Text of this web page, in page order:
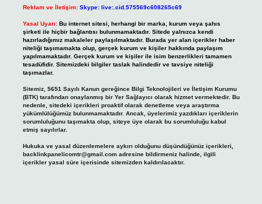
Reklam ve İletişim: Skype: live:.cid.575569c608265c69
Yasal Uyarı: Bu internet sitesi, herhangi bir marka, kurum veya şahıs
şirketi ile hiçbir bağlantısı bulunmamaktadır. Sitede yalnızca kendi
hazırladığımız makaleler paylaşılmaktadır. Burada yer alan içerikler haber
niteliği taşımamakta olup, gerçek kurum ve kişiler hakkında paylaşım
yapılmamaktadır. Gerçek kurum ve kişiler ile isim benzerlikleri tamamen
tesadüfidir. Sitemizdeki bilgiler taslak halindedir ve tavsiye niteliği
taşımazlar.
Sitemiz, 5651 Sayılı Kanun gereğince Bilgi Teknolojileri ve İletişim Kurumu
(BTK) tarafından onaylanmış bir Yer Sağlayıcı olarak hizmet vermektedir. Bu
nedenle, sitedeki içerikleri proaktif olarak denetleme veya araştırma
yükümlülüğümüz bulunmamaktadır. Ancak, üyelerimiz yazdıkları içeriklerin
sorumluluğunu taşımakta olup, siteye üye olarak bu sorumluluğu kabul
etmiş sayılırlar.
Hukuka ve yasal düzenlemelere aykırı olduğunu düşündüğünüz içerikleri,
backlinkpanelicomtr@gmail.comadresine bildirmeniz halinde, ilgili
içerikler yasal süre içerisinde sitemizden kaldırılacaktır.